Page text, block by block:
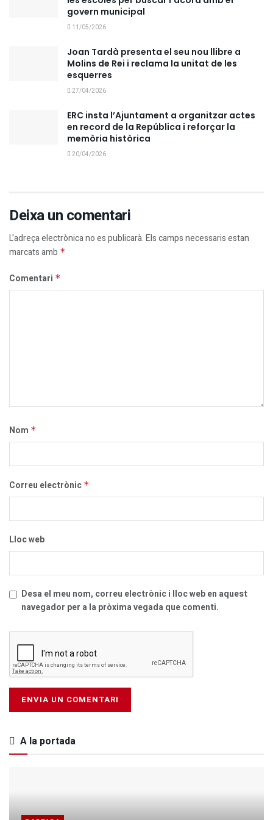
govern municipal
11/05/2026
Joan Tardà presenta el seu nou llibre a
Molins de Rei i reclama la unitat de les
esquerres
27/04/2026
ERC insta l’Ajuntament a organitzar actes
en record de la República i reforçar la
memòria històrica
20/04/2026
Deixa un comentari
L'adreça electrònica no es publicarà.Els camps necessaris estan
marcats amb *
Comentari *
Nom *
Correu electrònic *
Lloc web
Desa el meu nom, correu electrònic i lloc web en aquest
navegador per a la pròxima vegada que comenti.
A la portada